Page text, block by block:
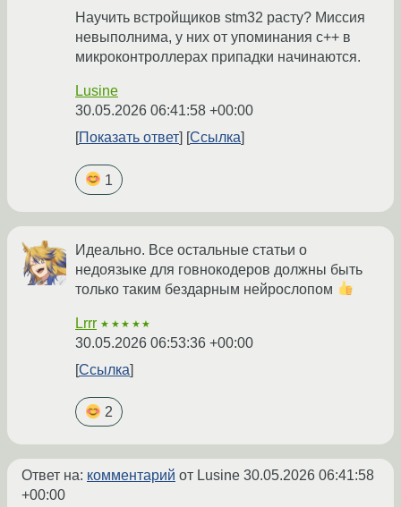
Научить встройщиков stm32 расту? Миссия
невыполнима, у них от упоминания с++ в
микроконтроллерах припадки начинаются.
Lusine
30.05.2026 06:41:58 +00:00
Показать ответ
Ссылка
1
Идеально. Все остальные статьи о
недоязыке для говнокодеров должны быть
только таким бездарным нейрослопом
Lrrr ★★★★★
30.05.2026 06:53:36 +00:00
Ссылка
2
Ответ на: комментарий от Lusine 30.05.2026 06:41:58
+00:00